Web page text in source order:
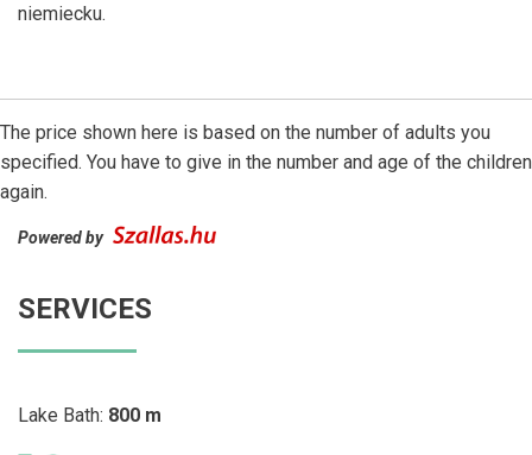
niemiecku.
The price shown here is based on the number of adults you
specified. You have to give in the number and age of the children
again.
Powered by
SERVICES
Lake Bath: 800 m